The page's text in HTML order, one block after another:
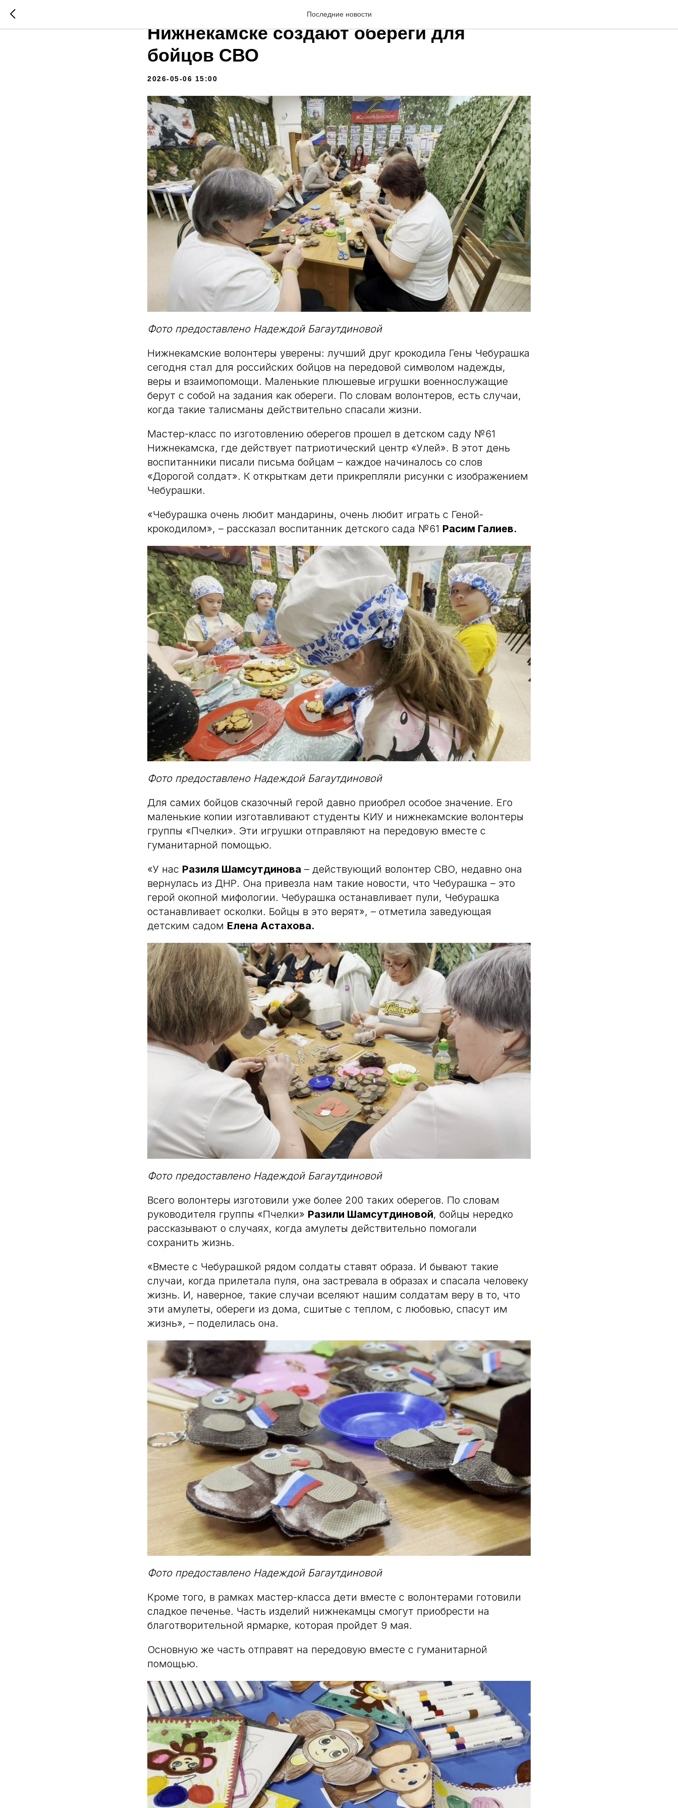
Последние новости
«Чебурашка останавливает пули»: в
Нижнекамске создают обереги для
бойцов СВО
2026-05-06 15:00
Фото предоставлено Надеждой Багаутдиновой
Нижнекамские волонтеры уверены: лучший друг крокодила Гены Чебурашка
сегодня стал для российских бойцов на передовой символом надежды,
веры и взаимопомощи. Маленькие плюшевые игрушки военнослужащие
берут с собой на задания как обереги. По словам волонтеров, есть случаи,
когда такие талисманы действительно спасали жизни.
Мастер-класс по изготовлению оберегов прошел в детском саду №61
Нижнекамска, где действует патриотический центр «Улей». В этот день
воспитанники писали письма бойцам – каждое начиналось со слов
«Дорогой солдат». К открыткам дети прикрепляли рисунки с изображением
Чебурашки.
«Чебурашка очень любит мандарины, очень любит играть с Геной-
крокодилом», – рассказал воспитанник детского сада №61 Расим Галиев.
Фото предоставлено Надеждой Багаутдиновой
Для самих бойцов сказочный герой давно приобрел особое значение. Его
маленькие копии изготавливают студенты КИУ и нижнекамские волонтеры
группы «Пчелки». Эти игрушки отправляют на передовую вместе с
гуманитарной помощью.
«У нас Разиля Шамсутдинова – действующий волонтер СВО, недавно она
вернулась из ДНР. Она привезла нам такие новости, что Чебурашка – это
герой окопной мифологии. Чебурашка останавливает пули, Чебурашка
останавливает осколки. Бойцы в это верят», – отметила заведующая
детским садом Елена Астахова.
Фото предоставлено Надеждой Багаутдиновой
Всего волонтеры изготовили уже более 200 таких оберегов. По словам
руководителя группы «Пчелки» Разили Шамсутдиновой, бойцы нередко
рассказывают о случаях, когда амулеты действительно помогали
сохранить жизнь.
«Вместе с Чебурашкой рядом солдаты ставят образа. И бывают такие
случаи, когда прилетала пуля, она застревала в образах и спасала человеку
жизнь. И, наверное, такие случаи вселяют нашим солдатам веру в то, что
эти амулеты, обереги из дома, сшитые с теплом, с любовью, спасут им
жизнь», – поделилась она.
Фото предоставлено Надеждой Багаутдиновой
Кроме того, в рамках мастер-класса дети вместе с волонтерами готовили
сладкое печенье. Часть изделий нижнекамцы смогут приобрести на
благотворительной ярмарке, которая пройдет 9 мая.
Основную же часть отправят на передовую вместе с гуманитарной
помощью.